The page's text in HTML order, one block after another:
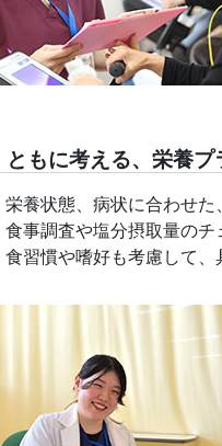
ともに考える、栄養プ
栄養状態、病状に合わせた
食事調査や塩分摂取量のチ
食習慣や嗜好も考慮して、